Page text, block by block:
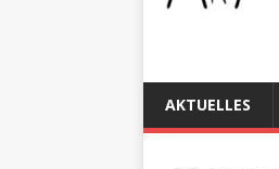
AKTUELLES